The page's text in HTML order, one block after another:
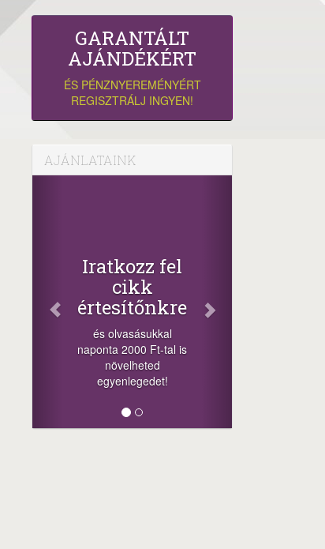
GARANTÁLT
AJÁNDÉKÉRT
ÉS PÉNZNYEREMÉNYÉRT
REGISZTRÁLJ INGYEN!
AJÁNLATAINK
Iratkozz fel
cikk
értesítőnkre
és olvasásukkal
naponta 2000 Ft-tal is
növelheted
egyenlegedet!